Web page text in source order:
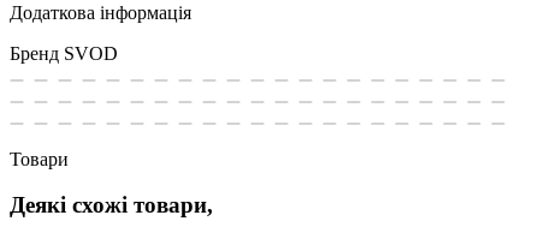
Додаткова інформація
Бренд SVOD
Товари
Деякі схожі товари,